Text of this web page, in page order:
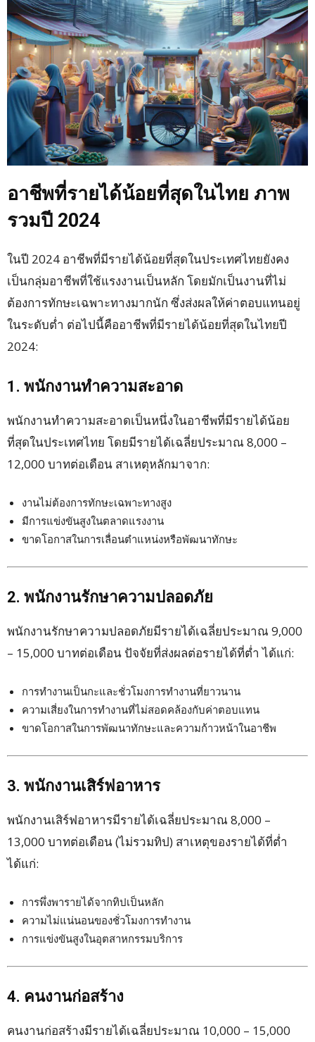
อาชีพที่รายได้น้อยที่สุดในไทย ภาพ
รวมปี 2024
ในปี 2024 อาชีพที่มีรายได้น้อยที่สุดในประเทศไทยยังคง
เป็นกลุ่มอาชีพที่ใช้แรงงานเป็นหลัก โดยมักเป็นงานที่ไม่
ต้องการทักษะเฉพาะทางมากนัก ซึ่งส่งผลให้ค่าตอบแทนอยู่
ในระดับต่ำ ต่อไปนี้คืออาชีพที่มีรายได้น้อยที่สุดในไทยปี
2024:
1. พนักงานทำความสะอาด
พนักงานทำความสะอาดเป็นหนึ่งในอาชีพที่มีรายได้น้อย
ที่สุดในประเทศไทย โดยมีรายได้เฉลี่ยประมาณ 8,000 –
12,000 บาทต่อเดือน สาเหตุหลักมาจาก:
งานไม่ต้องการทักษะเฉพาะทางสูง
มีการแข่งขันสูงในตลาดแรงงาน
ขาดโอกาสในการเลื่อนตำแหน่งหรือพัฒนาทักษะ
2. พนักงานรักษาความปลอดภัย
พนักงานรักษาความปลอดภัยมีรายได้เฉลี่ยประมาณ 9,000
– 15,000 บาทต่อเดือน ปัจจัยที่ส่งผลต่อรายได้ที่ต่ำ ได้แก่:
การทำงานเป็นกะและชั่วโมงการทำงานที่ยาวนาน
ความเสี่ยงในการทำงานที่ไม่สอดคล้องกับค่าตอบแทน
ขาดโอกาสในการพัฒนาทักษะและความก้าวหน้าในอาชีพ
3. พนักงานเสิร์ฟอาหาร
พนักงานเสิร์ฟอาหารมีรายได้เฉลี่ยประมาณ 8,000 –
13,000 บาทต่อเดือน (ไม่รวมทิป) สาเหตุของรายได้ที่ต่ำ
ได้แก่:
การพึ่งพารายได้จากทิปเป็นหลัก
ความไม่แน่นอนของชั่วโมงการทำงาน
การแข่งขันสูงในอุตสาหกรรมบริการ
4. คนงานก่อสร้าง
คนงานก่อสร้างมีรายได้เฉลี่ยประมาณ 10,000 – 15,000